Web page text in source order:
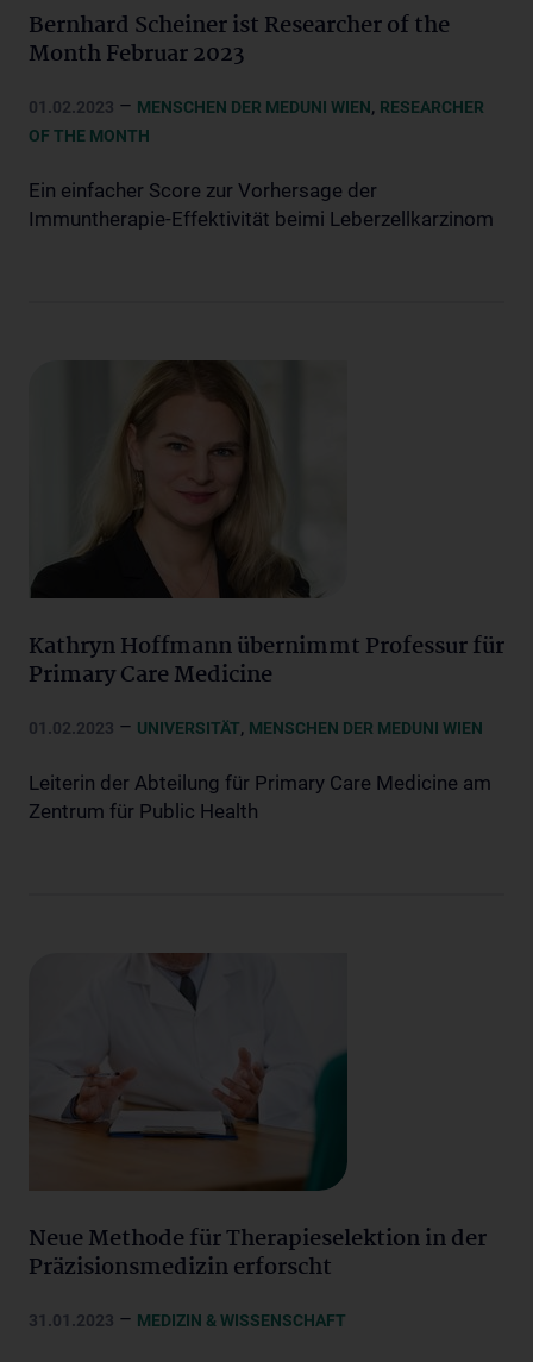
Bernhard Scheiner ist Researcher of the
Month Februar 2023
01.02.2023 – MENSCHEN DER MEDUNI WIEN, RESEARCHER
OF THE MONTH
Ein einfacher Score zur Vorhersage der
Immuntherapie-Effektivität beimi Leberzellkarzinom
Kathryn Hoffmann übernimmt Professur für
Primary Care Medicine
01.02.2023 – UNIVERSITÄT, MENSCHEN DER MEDUNI WIEN
Leiterin der Abteilung für Primary Care Medicine am
Zentrum für Public Health
Neue Methode für Therapieselektion in der
Präzisionsmedizin erforscht
31.01.2023 – MEDIZIN & WISSENSCHAFT